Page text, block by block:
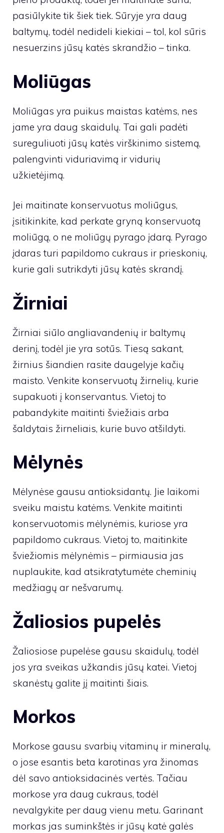
pasiūlykite tik šiek tiek. Sūryje yra daug
baltymų, todėl nedideli kiekiai – tol, kol sūris
nesuerzins jūsų katės skrandžio – tinka.
Moliūgas
Moliūgas yra puikus maistas katėms, nes
jame yra daug skaidulų. Tai gali padėti
sureguliuoti jūsų katės virškinimo sistemą,
palengvinti viduriavimą ir vidurių
užkietėjimą.
Jei maitinate konservuotus moliūgus,
įsitikinkite, kad perkate gryną konservuotą
moliūgą, o ne moliūgų pyrago įdarą. Pyrago
įdaras turi papildomo cukraus ir prieskonių,
kurie gali sutrikdyti jūsų katės skrandį.
Žirniai
Žirniai siūlo angliavandenių ir baltymų
derinį, todėl jie yra sotūs. Tiesą sakant,
žirnius šiandien rasite daugelyje kačių
maisto. Venkite konservuotų žirnelių, kurie
supakuoti į konservantus. Vietoj to
pabandykite maitinti šviežiais arba
šaldytais žirneliais, kurie buvo atšildyti.
Mėlynės
Mėlynėse gausu antioksidantų. Jie laikomi
sveiku maistu katėms. Venkite maitinti
konservuotomis mėlynėmis, kuriose yra
papildomo cukraus. Vietoj to, maitinkite
šviežiomis mėlynėmis – pirmiausia jas
nuplaukite, kad atsikratytumėte cheminių
medžiagų ar nešvarumų.
Žaliosios pupelės
Žaliosiose pupelėse gausu skaidulų, todėl
jos yra sveikas užkandis jūsų katei. Vietoj
skanėstų galite jį maitinti šiais.
Morkos
Morkose gausu svarbių vitaminų ir mineralų,
o jose esantis beta karotinas yra žinomas
dėl savo antioksidacinės vertės. Tačiau
morkose yra daug cukraus, todėl
nevalgykite per daug vienu metu. Garinant
morkas jas suminkštės ir jūsų katė galės